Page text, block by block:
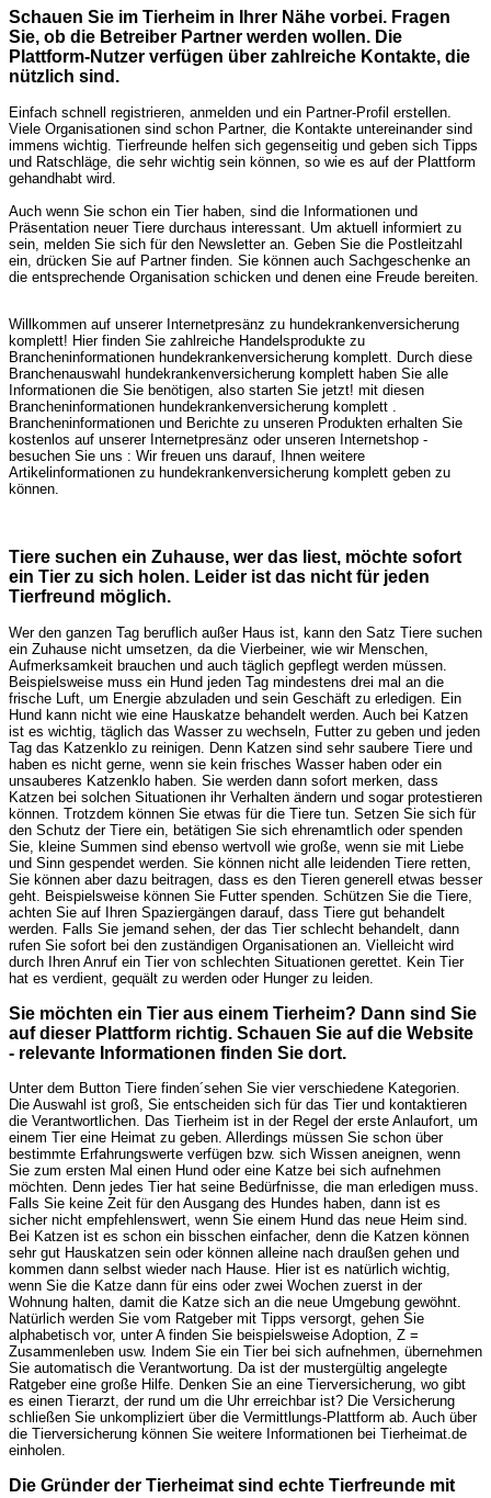
Schauen Sie im Tierheim in Ihrer Nähe vorbei. Fragen
Sie, ob die Betreiber Partner werden wollen. Die
Plattform-Nutzer verfügen über zahlreiche Kontakte, die
nützlich sind.
Einfach schnell registrieren, anmelden und ein Partner-Profil erstellen.
Viele Organisationen sind schon Partner, die Kontakte untereinander sind
immens wichtig. Tierfreunde helfen sich gegenseitig und geben sich Tipps
und Ratschläge, die sehr wichtig sein können, so wie es auf der Plattform
gehandhabt wird.
Auch wenn Sie schon ein Tier haben, sind die Informationen und
Präsentation neuer Tiere durchaus interessant. Um aktuell informiert zu
sein, melden Sie sich für den Newsletter an. Geben Sie die Postleitzahl
ein, drücken Sie auf Partner finden. Sie können auch Sachgeschenke an
die entsprechende Organisation schicken und denen eine Freude bereiten.
Willkommen auf unserer Internetpresänz zu hundekrankenversicherung
komplett! Hier finden Sie zahlreiche Handelsprodukte zu
Brancheninformationen hundekrankenversicherung komplett. Durch diese
Branchenauswahl hundekrankenversicherung komplett haben Sie alle
Informationen die Sie benötigen, also starten Sie jetzt! mit diesen
Brancheninformationen hundekrankenversicherung komplett .
Brancheninformationen und Berichte zu unseren Produkten erhalten Sie
kostenlos auf unserer Internetpresänz oder unseren Internetshop -
besuchen Sie uns : Wir freuen uns darauf, Ihnen weitere
Artikelinformationen zu hundekrankenversicherung komplett geben zu
können.
Tiere suchen ein Zuhause, wer das liest, möchte sofort
ein Tier zu sich holen. Leider ist das nicht für jeden
Tierfreund möglich.
Wer den ganzen Tag beruflich außer Haus ist, kann den Satz Tiere suchen
ein Zuhause nicht umsetzen, da die Vierbeiner, wie wir Menschen,
Aufmerksamkeit brauchen und auch täglich gepflegt werden müssen.
Beispielsweise muss ein Hund jeden Tag mindestens drei mal an die
frische Luft, um Energie abzuladen und sein Geschäft zu erledigen. Ein
Hund kann nicht wie eine Hauskatze behandelt werden. Auch bei Katzen
ist es wichtig, täglich das Wasser zu wechseln, Futter zu geben und jeden
Tag das Katzenklo zu reinigen. Denn Katzen sind sehr saubere Tiere und
haben es nicht gerne, wenn sie kein frisches Wasser haben oder ein
unsauberes Katzenklo haben. Sie werden dann sofort merken, dass
Katzen bei solchen Situationen ihr Verhalten ändern und sogar protestieren
können. Trotzdem können Sie etwas für die Tiere tun. Setzen Sie sich für
den Schutz der Tiere ein, betätigen Sie sich ehrenamtlich oder spenden
Sie, kleine Summen sind ebenso wertvoll wie große, wenn sie mit Liebe
und Sinn gespendet werden. Sie können nicht alle leidenden Tiere retten,
Sie können aber dazu beitragen, dass es den Tieren generell etwas besser
geht. Beispielsweise können Sie Futter spenden. Schützen Sie die Tiere,
achten Sie auf Ihren Spaziergängen darauf, dass Tiere gut behandelt
werden. Falls Sie jemand sehen, der das Tier schlecht behandelt, dann
rufen Sie sofort bei den zuständigen Organisationen an. Vielleicht wird
durch Ihren Anruf ein Tier von schlechten Situationen gerettet. Kein Tier
hat es verdient, gequält zu werden oder Hunger zu leiden.
Sie möchten ein Tier aus einem Tierheim? Dann sind Sie
auf dieser Plattform richtig. Schauen Sie auf die Website
- relevante Informationen finden Sie dort.
Unter dem Button Tiere finden´sehen Sie vier verschiedene Kategorien.
Die Auswahl ist groß, Sie entscheiden sich für das Tier und kontaktieren
die Verantwortlichen. Das Tierheim ist in der Regel der erste Anlaufort, um
einem Tier eine Heimat zu geben. Allerdings müssen Sie schon über
bestimmte Erfahrungswerte verfügen bzw. sich Wissen aneignen, wenn
Sie zum ersten Mal einen Hund oder eine Katze bei sich aufnehmen
möchten. Denn jedes Tier hat seine Bedürfnisse, die man erledigen muss.
Falls Sie keine Zeit für den Ausgang des Hundes haben, dann ist es
sicher nicht empfehlenswert, wenn Sie einem Hund das neue Heim sind.
Bei Katzen ist es schon ein bisschen einfacher, denn die Katzen können
sehr gut Hauskatzen sein oder können alleine nach draußen gehen und
kommen dann selbst wieder nach Hause. Hier ist es natürlich wichtig,
wenn Sie die Katze dann für eins oder zwei Wochen zuerst in der
Wohnung halten, damit die Katze sich an die neue Umgebung gewöhnt.
Natürlich werden Sie vom Ratgeber mit Tipps versorgt, gehen Sie
alphabetisch vor, unter A finden Sie beispielsweise Adoption, Z =
Zusammenleben usw. Indem Sie ein Tier bei sich aufnehmen, übernehmen
Sie automatisch die Verantwortung. Da ist der mustergültig angelegte
Ratgeber eine große Hilfe. Denken Sie an eine Tierversicherung, wo gibt
es einen Tierarzt, der rund um die Uhr erreichbar ist? Die Versicherung
schließen Sie unkompliziert über die Vermittlungs-Plattform ab. Auch über
die Tierversicherung können Sie weitere Informationen bei Tierheimat.de
einholen.
Die Gründer der Tierheimat sind echte Tierfreunde mit